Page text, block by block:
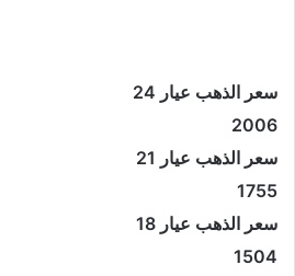
سعر الذهب عيار 24
2006
سعر الذهب عيار 21
1755
سعر الذهب عيار 18
1504